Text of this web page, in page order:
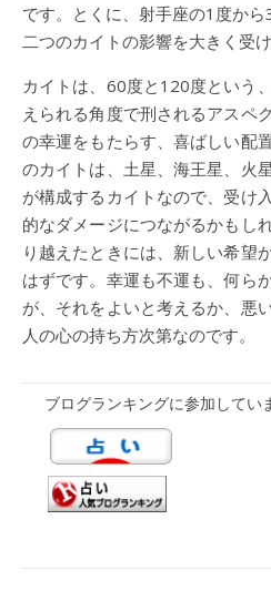
です。とくに、射手座の1度から
二つのカイトの影響を大きく受け
カイトは、60度と120度という
えられる角度で刑されるアスペ
の幸運をもたらす、喜ばしい配
のカイトは、土星、海王星、火
が構成するカイトなので、受け
的なダメージにつながるかもし
り越えたときには、新しい希望
はずです。幸運も不運も、何ら
が、それをよいと考えるか、悪
人の心の持ち方次第なのです。
ブログランキングに参加してい